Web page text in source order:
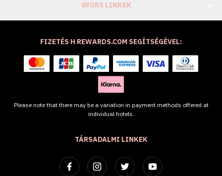
GYORS LINKEK
TÁRSADALMI LINKEK
FIZETÉS H REWARDS.COM SEGÍTSÉGÉVEL:
Please note that there may be a variation in payment methods offered at
individual hotels.